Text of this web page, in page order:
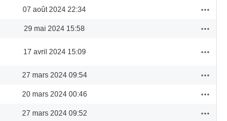
07 août 2024 22:34
29 mai 2024 15:58
17 avril 2024 15:09
27 mars 2024 09:54
20 mars 2024 00:46
27 mars 2024 09:52